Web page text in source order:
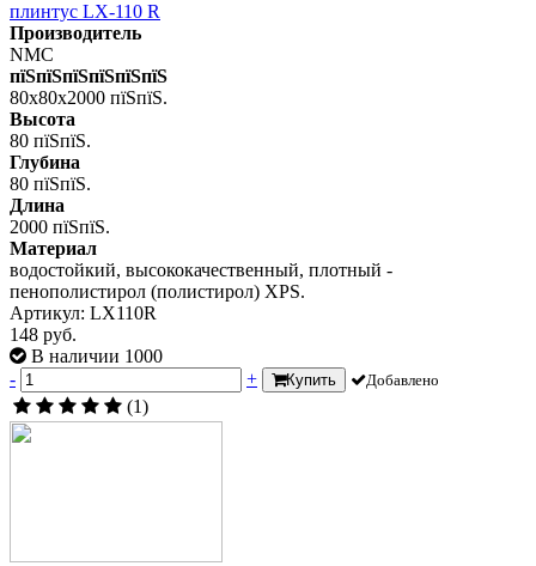
плинтус LX-110 R
Производитель
NMC
пїЅпїЅпїЅпїЅпїЅпїЅ
80x80x2000 пїЅпїЅ.
Высота
80 пїЅпїЅ.
Глубина
80 пїЅпїЅ.
Длина
2000 пїЅпїЅ.
Материал
водостойкий, высококачественный, плотный -
пенополистирол (полистирол) XPS.
Артикул: LX110R
148 руб.
В наличии 1000
-
+ Купить Добавлено
(1)